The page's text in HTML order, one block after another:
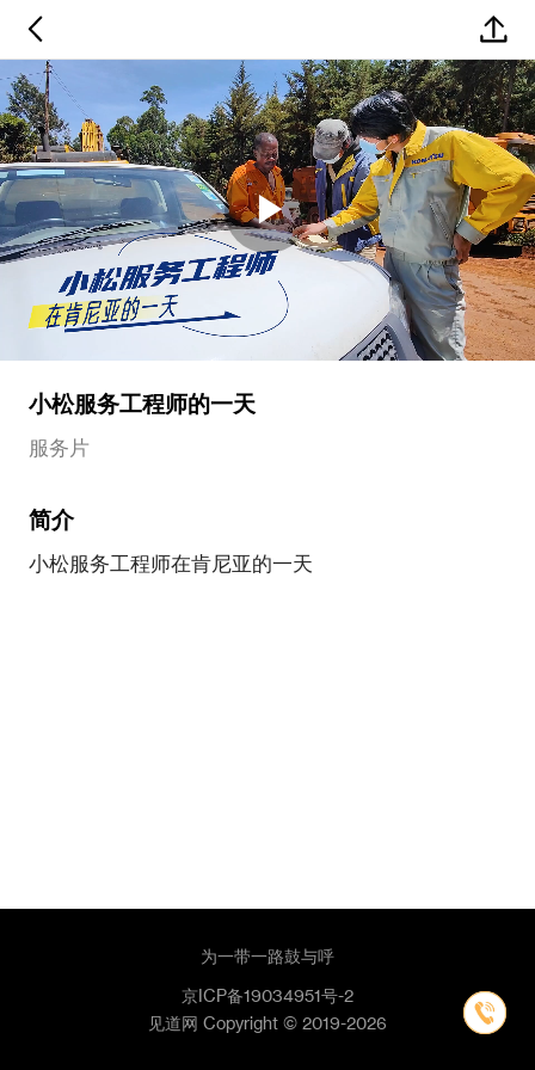
Play
Video
小松服务工程师的一天
服务片
简介
小松服务工程师在肯尼亚的一天
为一带一路鼓与呼
京ICP备19034951号-2
见道网 Copyright © 2019-2026